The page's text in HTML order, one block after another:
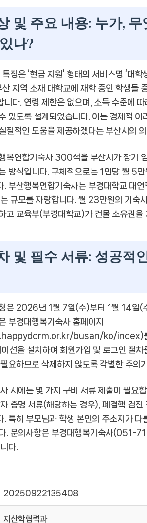
및 주요 내용: 누가, 무
나?
징은 ‘현금 지원’ 형태의 서비스명 ‘대학
산 지역 소재 대학교에 재학 중인 학생들
니다. 연령 제한은 없으며, 소득 수준에
있도록 설계되었습니다. 이는 경제적 어
질적인 도움을 제공하겠다는 부산시의
복연합기숙사 300석을 부산시가 장기
방식입니다. 구체적으로는 1인당 월 5
. 부산행복연합기숙사는 부경대학교 대
규모를 자랑합니다. 월 23만원의 기숙
고 교육부(부경대학교)가 건물 소유권을
및 필수 서류: 성공적
은 2026년 1월 7일(수)부터 1월 14일(
부경대행복기숙사 홈페이지
busan/ko/index)를
션을 설치하여 회원가입 및 로그인 절차
요하므로 삭제하지 않도록 각별한 주의
시에는 몇 가지 구비 서류 제출이 필요
증명 서류(해당하는 경우), 폐결핵 검진
. 특히 부모님과 학생 본인의 주소지가 다
. 문의사항은 부경대행복기숙사(051-
다.
20250922135408
지산학협력과